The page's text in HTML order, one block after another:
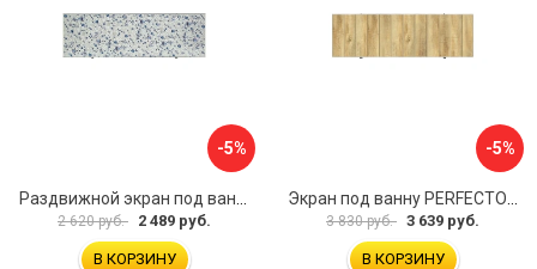
-5%
2 620 руб. 2 489 руб.
В КОРЗИНУ
-5%
3 830 руб. 3 639 руб.
В КОРЗИНУ